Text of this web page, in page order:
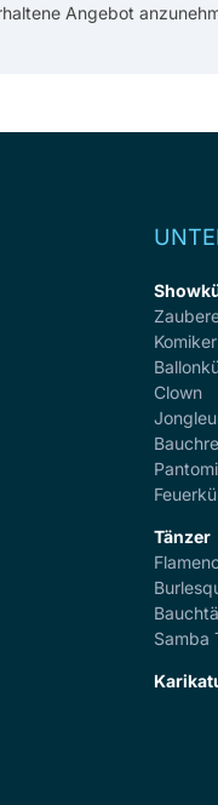
Angebot
Komiker
Clown
Tänzer
Samba